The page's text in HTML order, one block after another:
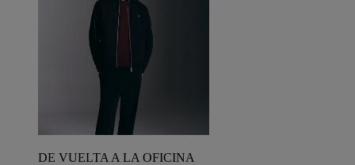
DE VUELTA A LA OFICINA